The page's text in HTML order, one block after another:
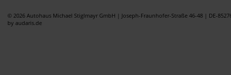
© 2026 Autohaus Michael Stiglmayr GmbH | Joseph-Fraunhofer-Straße 46-48 | DE-
by audaris.de